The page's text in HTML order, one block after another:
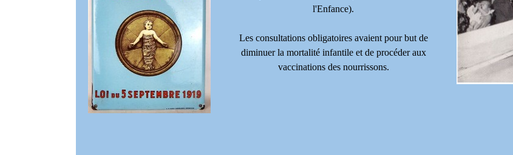
l'Enfance).
Les consultations obligatoires avaient pour but de
diminuer la mortalité infantile et de procéder aux
vaccinations des nourrissons.